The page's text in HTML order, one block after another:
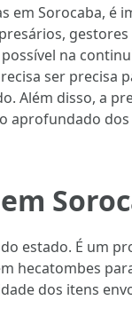
em Sorocaba, é
gestores
na
ser precisa
Além disso, a
aprofundado
estado. É um
hecatombes
dos itens